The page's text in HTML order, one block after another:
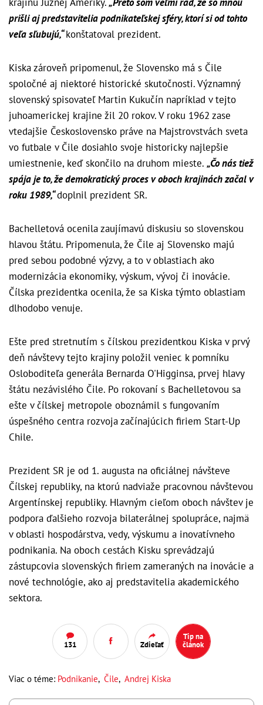
prišli aj predstavitelia podnikateľskej sféry, ktorí si od tohto
veľa sľubujú,“konštatoval prezident.
Kiska zároveň pripomenul, že Slovensko má s Čile
spoločné aj niektoré historické skutočnosti. Významný
slovenský spisovateľ Martin Kukučín napríklad v tejto
juhoamerickej krajine žil 20 rokov. V roku 1962 zase
vtedajšie Československo práve na Majstrovstvách sveta
vo futbale v Čile dosiahlo svoje historicky najlepšie
umiestnenie, keď skončilo na druhom mieste. „Čo nás tiež
spája je to, že demokratický proces v oboch krajinách začal v
roku 1989,“doplnil prezident SR.
Bachelletová ocenila zaujímavú diskusiu so slovenskou
hlavou štátu. Pripomenula, že Čile aj Slovensko majú
pred sebou podobné výzvy, a to v oblastiach ako
modernizácia ekonomiky, výskum, vývoj či inovácie.
Čílska prezidentka ocenila, že sa Kiska týmto oblastiam
dlhodobo venuje.
Ešte pred stretnutím s čílskou prezidentkou Kiska v prvý
deň návštevy tejto krajiny položil veniec k pomníku
Osloboditeľa generála Bernarda O'Higginsa, prvej hlavy
štátu nezávislého Čile. Po rokovaní s Bachelletovou sa
ešte v čílskej metropole oboznámil s fungovaním
úspešného centra rozvoja začínajúcich firiem Start-Up
Chile.
Prezident SR je od 1. augusta na oficiálnej návšteve
Čílskej republiky, na ktorú nadviaže pracovnou návštevou
Argentínskej republiky. Hlavným cieľom oboch návštev je
podpora ďalšieho rozvoja bilaterálnej spolupráce, najmä
v oblasti hospodárstva, vedy, výskumu a inovatívneho
podnikania. Na oboch cestách Kisku sprevádzajú
zástupcovia slovenských firiem zameraných na inovácie a
nové technológie, ako aj predstavitelia akademického
sektora.
131 Zdieľať
Tip na
článok
Viac o téme: Podnikanie, Čile, Andrej Kiska